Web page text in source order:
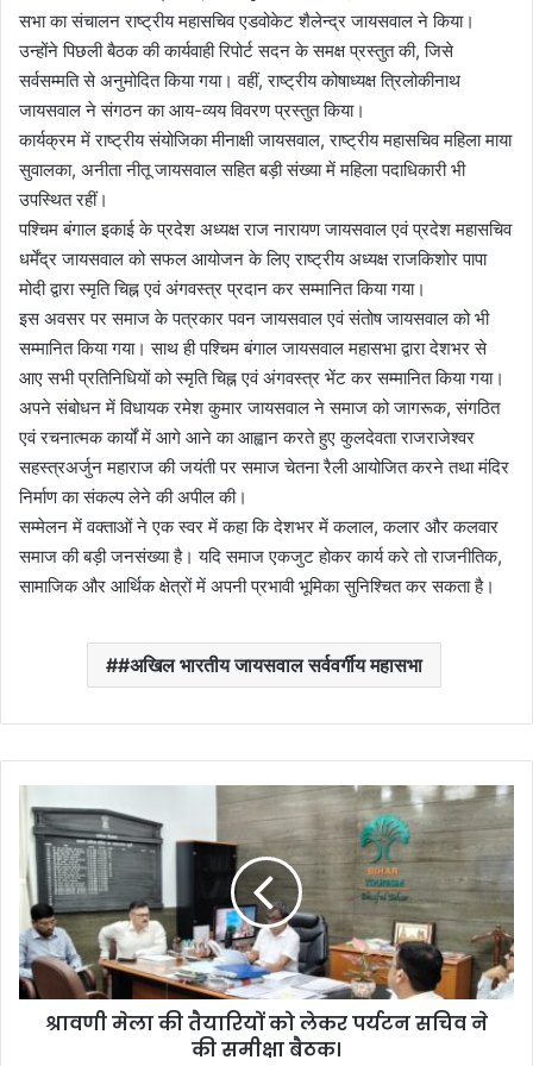
सभा का संचालन राष्ट्रीय महासचिव एडवोकेट शैलेन्द्र जायसवाल ने किया।
उन्होंने पिछली बैठक की कार्यवाही रिपोर्ट सदन के समक्ष प्रस्तुत की, जिसे
सर्वसम्मति से अनुमोदित किया गया। वहीं, राष्ट्रीय कोषाध्यक्ष त्रिलोकीनाथ
जायसवाल ने संगठन का आय-व्यय विवरण प्रस्तुत किया।
कार्यक्रम में राष्ट्रीय संयोजिका मीनाक्षी जायसवाल, राष्ट्रीय महासचिव महिला माया
सुवालका, अनीता नीतू जायसवाल सहित बड़ी संख्या में महिला पदाधिकारी भी
उपस्थित रहीं।
पश्चिम बंगाल इकाई के प्रदेश अध्यक्ष राज नारायण जायसवाल एवं प्रदेश महासचिव
धर्मेंद्र जायसवाल को सफल आयोजन के लिए राष्ट्रीय अध्यक्ष राजकिशोर पापा
मोदी द्वारा स्मृति चिह्न एवं अंगवस्त्र प्रदान कर सम्मानित किया गया।
इस अवसर पर समाज के पत्रकार पवन जायसवाल एवं संतोष जायसवाल को भी
सम्मानित किया गया। साथ ही पश्चिम बंगाल जायसवाल महासभा द्वारा देशभर से
आए सभी प्रतिनिधियों को स्मृति चिह्न एवं अंगवस्त्र भेंट कर सम्मानित किया गया।
अपने संबोधन में विधायक रमेश कुमार जायसवाल ने समाज को जागरूक, संगठित
एवं रचनात्मक कार्यों में आगे आने का आह्वान करते हुए कुलदेवता राजराजेश्वर
सहस्त्रअर्जुन महाराज की जयंती पर समाज चेतना रैली आयोजित करने तथा मंदिर
निर्माण का संकल्प लेने की अपील की।
सम्मेलन में वक्ताओं ने एक स्वर में कहा कि देशभर में कलाल, कलार और कलवार
समाज की बड़ी जनसंख्या है। यदि समाज एकजुट होकर कार्य करे तो राजनीतिक,
सामाजिक और आर्थिक क्षेत्रों में अपनी प्रभावी भूमिका सुनिश्चित कर सकता है।
#अखिल भारतीय जायसवाल सर्ववर्गीय महासभा
मे
ला
की
तै
या
रि
श्रावणी मेला की तैयारियों को लेकर पर्यटन सचिव ने
की समीक्षा बैठक।